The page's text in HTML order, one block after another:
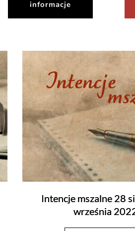
informacje
Intencje mszalne 28
września